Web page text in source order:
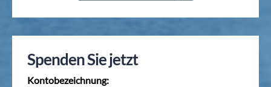
Spenden Sie jetzt
Kontobezeichnung: